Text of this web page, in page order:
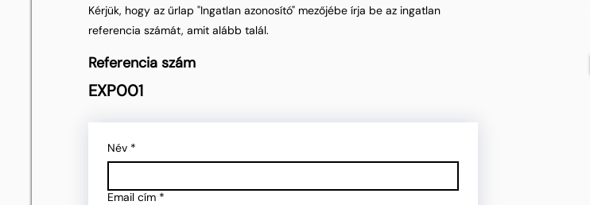
Kérjük, hogy az űrlap "Ingatlan azonosító" mezőjébe írja be az ingatlan
referencia számát, amit alább talál.
Referencia szám
EXP001
Név *
Email cím *